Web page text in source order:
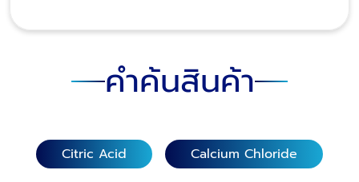
คำค้นสินค้า
Citric Acid Calcium Chloride